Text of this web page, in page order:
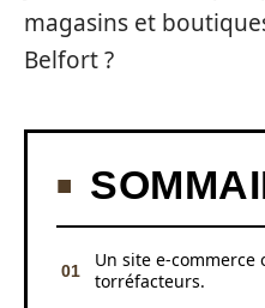
magasins et
Belfort ?
Un site e-commerce
torréfacteurs.